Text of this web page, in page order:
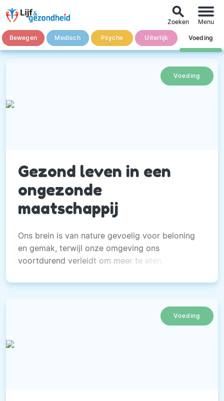
Bewegen Medisch Psyche Uiterlijk Voeding
search
Zoeken Menu
Voeding
Gezond leven in een
ongezonde
maatschappij
Ons brein is van nature gevoelig voor beloning
en gemak, terwijl onze omgeving ons
voortdurend verleidt om meer te eten.
Voeding